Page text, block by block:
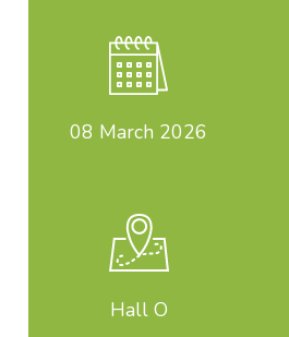
08 March 2026
Hall O